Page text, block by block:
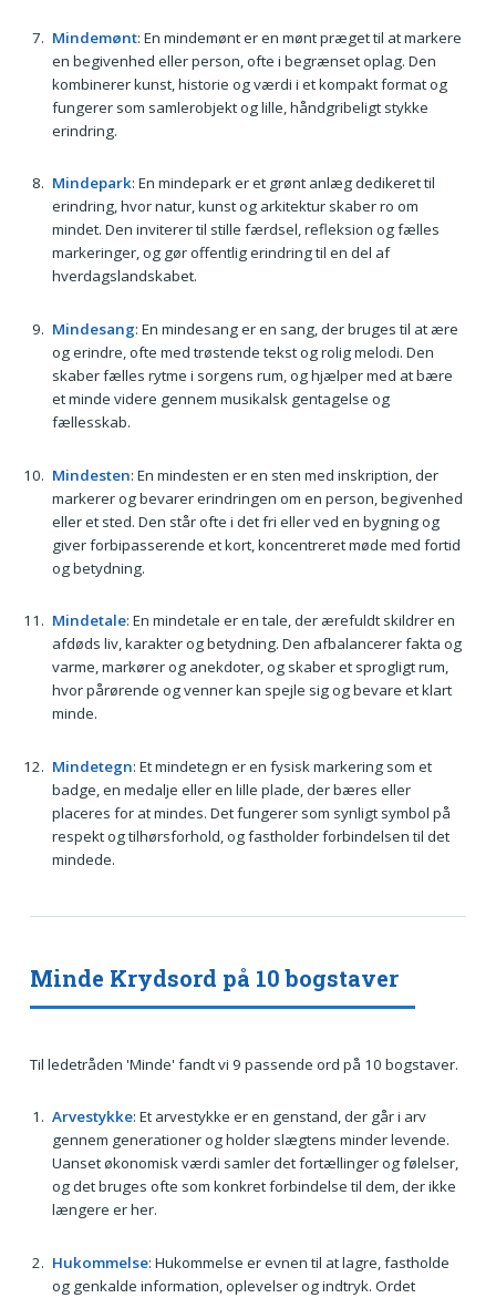
Mindemønt: En mindemønt er en mønt præget til at markere
en begivenhed eller person, ofte i begrænset oplag. Den
kombinerer kunst, historie og værdi i et kompakt format og
fungerer som samlerobjekt og lille, håndgribeligt stykke
erindring.
Mindepark: En mindepark er et grønt anlæg dedikeret til
erindring, hvor natur, kunst og arkitektur skaber ro om
mindet. Den inviterer til stille færdsel, refleksion og fælles
markeringer, og gør offentlig erindring til en del af
hverdagslandskabet.
Mindesang: En mindesang er en sang, der bruges til at ære
og erindre, ofte med trøstende tekst og rolig melodi. Den
skaber fælles rytme i sorgens rum, og hjælper med at bære
et minde videre gennem musikalsk gentagelse og
fællesskab.
Mindesten: En mindesten er en sten med inskription, der
markerer og bevarer erindringen om en person, begivenhed
eller et sted. Den står ofte i det fri eller ved en bygning og
giver forbipasserende et kort, koncentreret møde med fortid
og betydning.
Mindetale: En mindetale er en tale, der ærefuldt skildrer en
afdøds liv, karakter og betydning. Den afbalancerer fakta og
varme, markører og anekdoter, og skaber et sprogligt rum,
hvor pårørende og venner kan spejle sig og bevare et klart
minde.
Mindetegn: Et mindetegn er en fysisk markering som et
badge, en medalje eller en lille plade, der bæres eller
placeres for at mindes. Det fungerer som synligt symbol på
respekt og tilhørsforhold, og fastholder forbindelsen til det
mindede.
Minde Krydsord på 10 bogstaver
Til ledetråden 'Minde' fandt vi 9 passende ord på 10 bogstaver.
Arvestykke: Et arvestykke er en genstand, der går i arv
gennem generationer og holder slægtens minder levende.
Uanset økonomisk værdi samler det fortællinger og følelser,
og det bruges ofte som konkret forbindelse til dem, der ikke
længere er her.
Hukommelse: Hukommelse er evnen til at lagre, fastholde
og genkalde information, oplevelser og indtryk. Ordet